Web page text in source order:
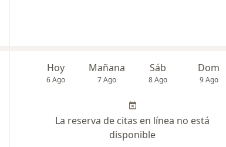
Hoy
6 Ago
Mañana
7 Ago
Sáb
8 Ago
Dom
9 Ago
La reserva de citas en línea no está
disponible